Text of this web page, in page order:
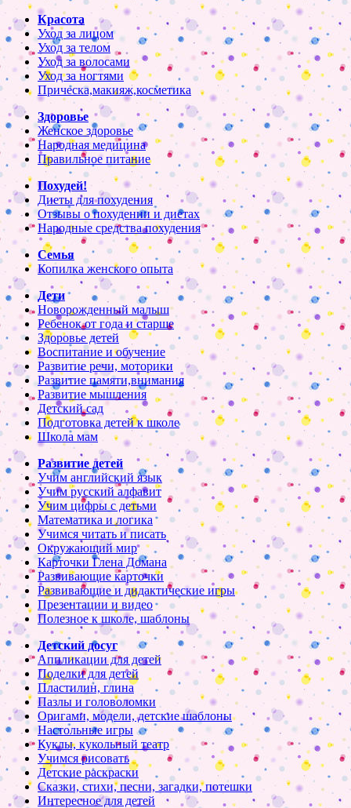
Красота
Уход за лицом
Уход за телом
Уход за волосами
Уход за ногтями
Прическа,макияж,косметика
Здоровье
Женское здоровье
Народная медицина
Правильное питание
Похудей!
Диеты для похудения
Отзывы о похудении и диетах
Народные средства похудения
Семья
Копилка женского опыта
Дети
Новорожденный малыш
Ребенок от года и старше
Здоровье детей
Воспитание и обучение
Развитие речи, моторики
Развитие памяти,внимания
Развитие мышления
Детский сад
Подготовка детей к школе
Школа мам
Развитие детей
Учим английский язык
Учим русский алфавит
Учим цифры с детьми
Математика и логика
Учимся читать и писать
Окружающий мир
Карточки Глена Домана
Развивающие карточки
Развивающие и дидактические игры
Презентации и видео
Полезное к школе, шаблоны
Детский досуг
Аппликации для детей
Поделки для детей
Пластилин, глина
Пазлы и головоломки
Оригами, модели, детские шаблоны
Настольные игры
Куклы, кукольный театр
Учимся рисовать
Детские раскраски
Сказки, стихи, песни, загадки, потешки
Интересное для детей